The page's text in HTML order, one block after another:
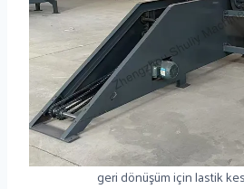
geri dönüşüm için lastik